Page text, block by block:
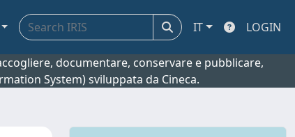
IT LOGIN
documentare, conservare e pubblicare,
System) sviluppata da Cineca.